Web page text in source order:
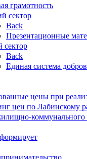
грамотность
сектор
Back
Презентационные
сектор
Back
Единая система
цены при
цен по Лабинскому
коммунального